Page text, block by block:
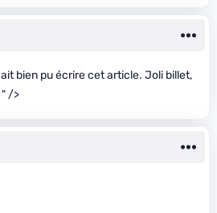
bien pu écrire cet article. Joli billet,
" />